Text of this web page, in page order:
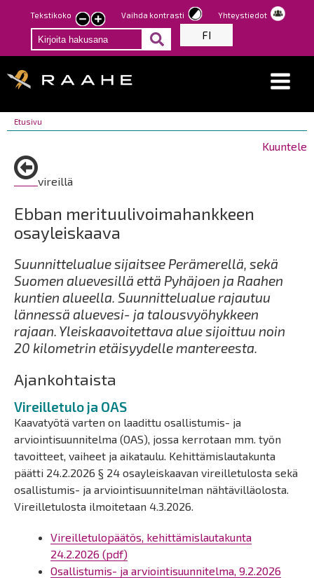
Hyppää
pääsisältöön
Tekstikoko
Pienennä
tekstin
kokoa
Suurenna
tekstin
kokoa
Vaihda kontrasti Yhteystiedot
FI
Breadcrumbs
You
here:
Etusivu
Kuuntele
vireillä
Ebban merituulivoimahankkeen
osayleiskaava
Suunnittelualue sijaitsee Perämerellä, sekä
Suomen aluevesillä että Pyhäjoen ja Raahen
kuntien alueella. Suunnittelualue rajautuu
lännessä aluevesi- ja talousvyöhykkeen
rajaan. Yleiskaavoitettava alue sijoittuu noin
20 kilometrin etäisyydelle mantereesta.
Ajankohtaista
Vireilletulo ja OAS
Kaavatyötä varten on laadittu osallistumis- ja
arviointisuunnitelma (OAS), jossa kerrotaan mm. työn
tavoitteet, vaiheet ja aikataulu. Kehittämislautakunta
päätti 24.2.2026 § 24 osayleiskaavan vireilletulosta sekä
osallistumis- ja arviointisuunnitelman nähtävilläolosta.
Vireilletulosta ilmoitetaan 4.3.2026.
Vireilletulopäätös, kehittämislautakunta
24.2.2026 (pdf)
Osallistumis- ja arviointisuunnitelma, 9.2.2026